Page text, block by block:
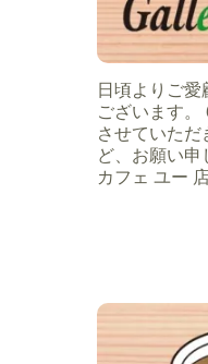
日頃よりご愛
ございます
させていた
ど、お願い
カフェ ユー